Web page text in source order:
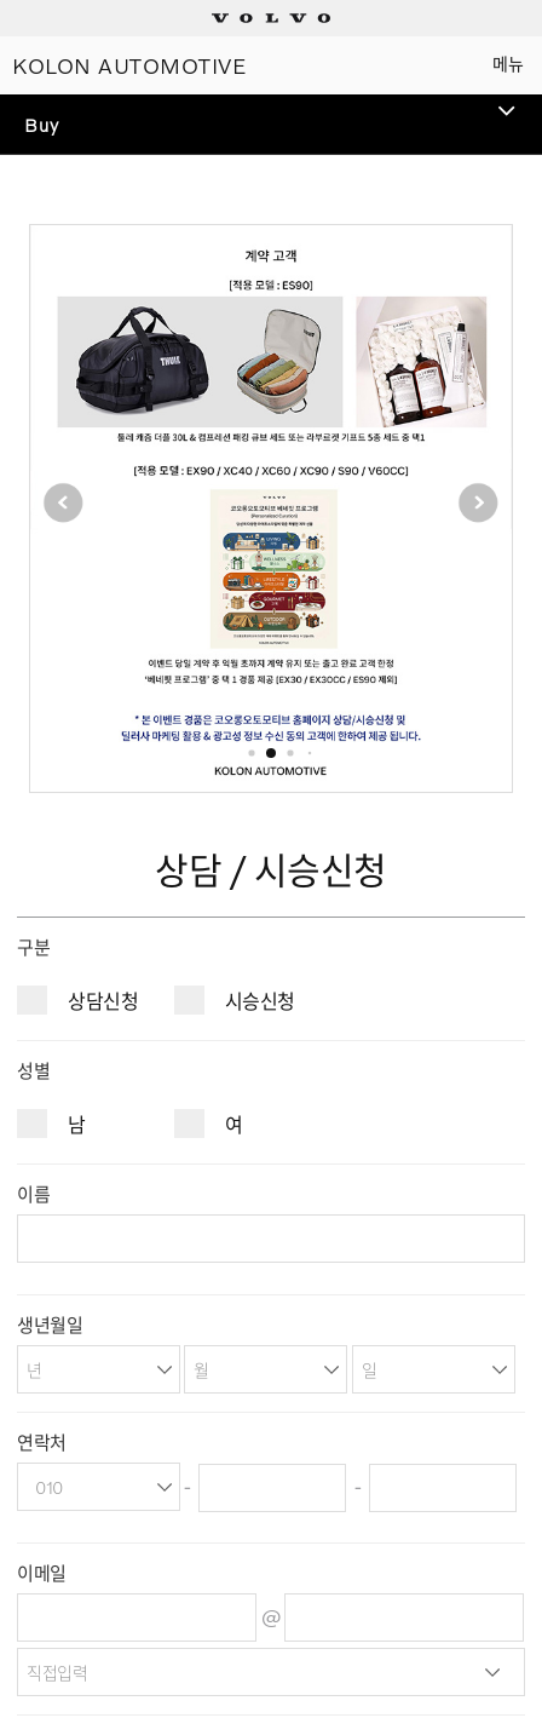
메뉴
KOLON AUTOMOTIVE
TEST DRIVE
볼보 전 모델 시승을 통해스웨디시 프리미엄을 경험해
상담 / 시승신청
Buy
구분
상담신청 시승신청
성별
남 여
이름
생년월일
연락처
- -
이메일
@
Electric
Plug-in hybrids
Mild hybrids
상담/시승신청
세일즈 컨설턴트
전시장 찾기
인증 중고차
KOLON AUTOMOTIVE